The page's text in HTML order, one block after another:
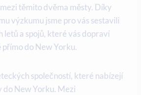
těmito dvěma městy. Díky
výzkumu jsme pro vás sestavili
letů a spojů, které vás dopraví
do New Yorku.
společností, které nabízejí
do New Yorku. Mezi